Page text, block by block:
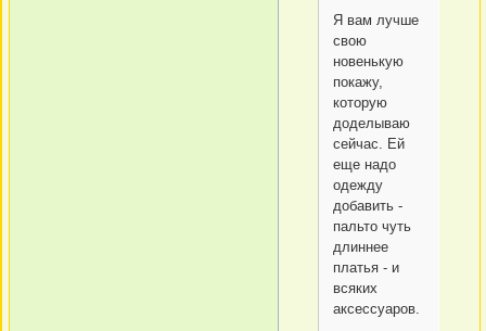
Я вам лучше
свою
новенькую
покажу,
которую
доделываю
сейчас. Ей
еще надо
одежду
добавить -
пальто чуть
длиннее
платья - и
всяких
аксессуаров.